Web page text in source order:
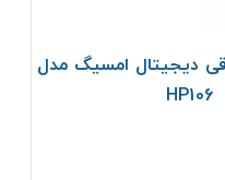
دیجیتال امسیگ مدل
HP106